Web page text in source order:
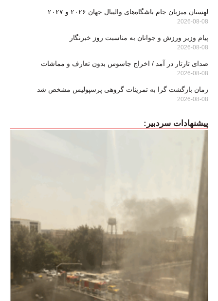
لهستان میزبان جام باشگاه‌های والیبال جهان ۲۰۲۶ و ۲۰۲۷
2026-08-08
پیام وزیر ورزش و جوانان به مناسبت روز خبرنگار
2026-08-08
صدای تارتار در آمد / اخراج جاسوس بدون تعارف و مماشات
2026-08-08
زمان بازگشت گرا به تمرینات گروهی پرسپولیس مشخص شد
2026-08-08
پیشنهادات سردبیر: